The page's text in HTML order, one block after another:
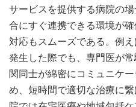
サービスを提供する病院の
合にすぐ連携できる環境が
対応もスムーズである。例
発生した際でも、専門医が
関同士が綿密にコミュニケ
め、短時間で適切な治療に